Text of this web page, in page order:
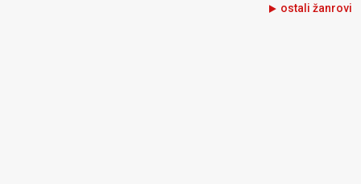
ostali žanrovi